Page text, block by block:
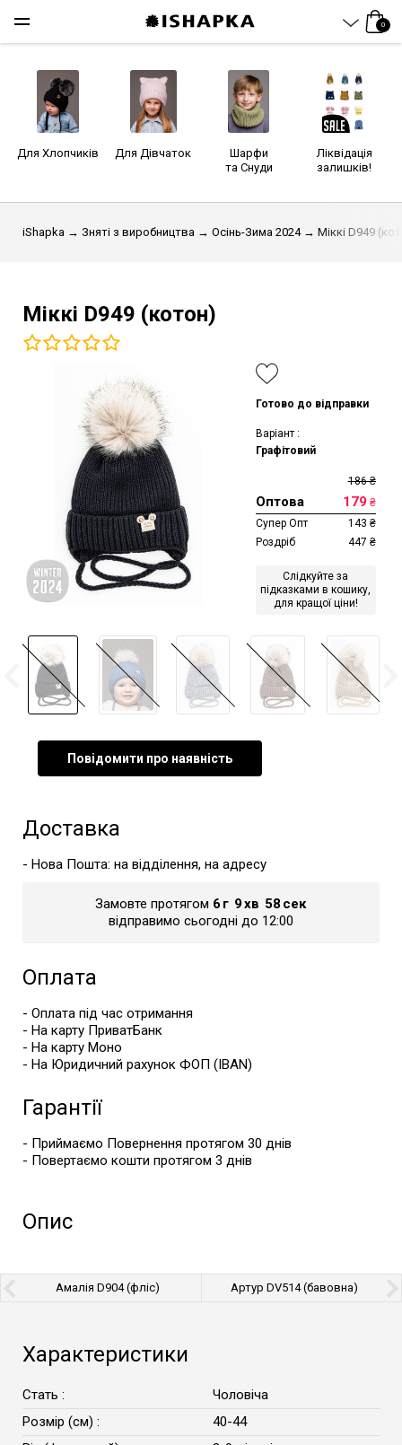
0
Для Хлопчиків Для Дівчаток
Шарфи
та Снуди
Ліквідація
залишків!
iShapka → Зняті з виробництва → Осінь-Зима 2024→ Міккі D949
Міккі D949 (котон)
Готово до відправки
Варіант :
Графітовий
186 ₴
Оптова 179 ₴
Супер Опт
143 ₴
Роздріб
447 ₴
Слідкуйте за
підказками в кошику,
для кращої ціни!
Повідомити про наявність
Доставка
- Нова Пошта: на відділення, на адресу
Замовте протягом 6 г 9хв 58 сек
відправимо сьогодні до 12:00
Оплата
- Оплата під час отримання
- На карту ПриватБанк
- На карту Моно
- На Юридичний рахунок ФОП (IBAN)
Гарантії
- Приймаємо Повернення протягом 30 днів
- Повертаємо кошти протягом 3 днів
Опис
Артур DV514 (бавовна)
Амалія D904 (фліс)
Характеристики
Стать :
Чоловіча
Розмір (см) :
40-44